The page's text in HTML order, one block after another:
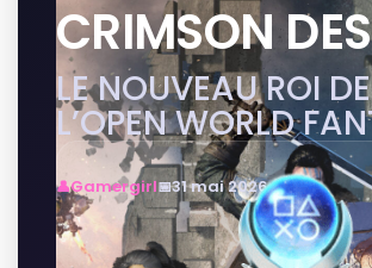
CRIMSON
LE NOUVEAU ROI DE
L’OPEN WORLD
Gamergirl 31 mai 2026